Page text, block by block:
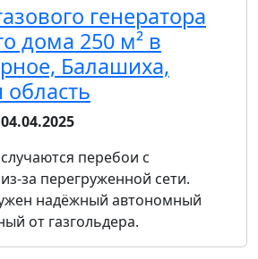
генератора
дома 250 м² в
Балашиха,
область
04.04.2025
перебои с
за перегруженной сети.
надёжный автономный
от газгольдера.